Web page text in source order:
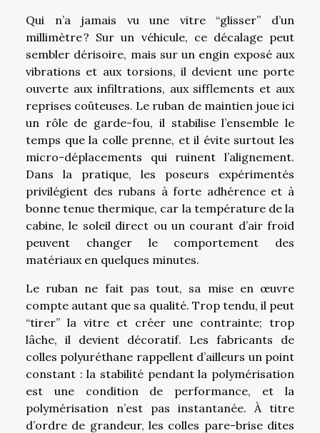
Qui n’a jamais vu une vitre “glisser” d’un
millimètre ? Sur un véhicule, ce décalage peut
sembler dérisoire, mais sur un engin exposé aux
vibrations et aux torsions, il devient une porte
ouverte aux infiltrations, aux sifflements et aux
reprises coûteuses. Le ruban de maintien joue ici
un rôle de garde-fou, il stabilise l’ensemble le
temps que la colle prenne, et il évite surtout les
micro-déplacements qui ruinent l’alignement.
Dans la pratique, les poseurs expérimentés
privilégient des rubans à forte adhérence et à
bonne tenue thermique, car la température de la
cabine, le soleil direct ou un courant d’air froid
peuvent changer le comportement des
matériaux en quelques minutes.
Le ruban ne fait pas tout, sa mise en œuvre
compte autant que sa qualité. Trop tendu, il peut
“tirer” la vitre et créer une contrainte; trop
lâche, il devient décoratif. Les fabricants de
colles polyuréthane rappellent d’ailleurs un point
constant : la stabilité pendant la polymérisation
est une condition de performance, et la
polymérisation n’est pas instantanée. À titre
d’ordre de grandeur, les colles pare-brise dites